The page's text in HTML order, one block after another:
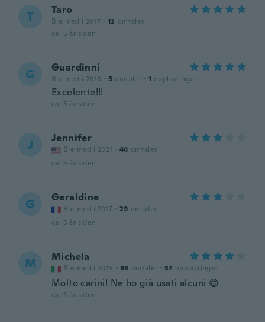
T Taro
Ble med i 2017 · 12 omtaler
ca. 5 år siden
G Guardinni
Ble med i 2016 · 5 omtaler · 1 opplastinger
Excelente!!!
ca. 5 år siden
J Jennifer
Ble med i 2021 · 46 omtaler
ca. 5 år siden
G Geraldine
Ble med i 2017 · 29 omtaler
ca. 5 år siden
M Michela
Ble med i 2015 · 86 omtaler · 57 opplastinger
Molto carini! Ne ho già usati alcuni 😄
ca. 5 år siden